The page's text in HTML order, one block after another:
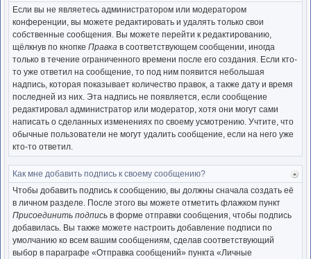
Если вы не являетесь администратором или модератором
конференции, вы можете редактировать и удалять только свои
собственные сообщения. Вы можете перейти к редактированию,
щёлкнув по кнопке Правка в соответствующем сообщении, иногда
только в течение ограниченного времени после его создания. Если кто-
то уже ответил на сообщение, то под ним появится небольшая
надпись, которая показывает количество правок, а также дату и время
последней из них. Эта надпись не появляется, если сообщение
редактировал администратор или модератор, хотя они могут сами
написать о сделанных изменениях по своему усмотрению. Учтите, что
обычные пользователи не могут удалить сообщение, если на него уже
кто-то ответил.
к
Как мне добавить подпись к своему сообщению?
Чтобы добавить подпись к сообщению, вы должны сначала создать её
в личном разделе. После этого вы можете отметить флажком пункт
Присоединить подпись в форме отправки сообщения, чтобы подпись
добавилась. Вы также можете настроить добавление подписи по
умолчанию ко всем вашим сообщениям, сделав соответствующий
выбор в параграфе «Отправка сообщений» пункта «Личные